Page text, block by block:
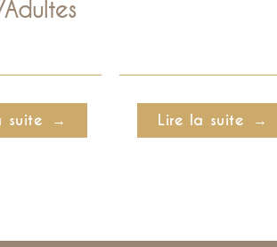
suite Lire la suite